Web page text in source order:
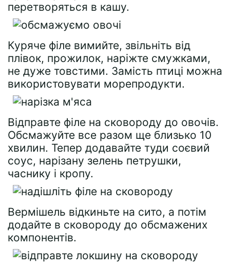
перетворяться в кашу.
Куряче філе вимийте, звільніть від
плівок, прожилок, наріжте смужками,
не дуже товстими. Замість птиці можна
використовувати морепродукти.
Відправте філе на сковороду до овочів.
Обсмажуйте все разом ще близько 10
хвилин. Тепер додавайте туди соєвий
соус, нарізану зелень петрушки,
часнику і кропу.
Вермішель відкиньте на сито, а потім
додайте в сковороду до обсмажених
компонентів.